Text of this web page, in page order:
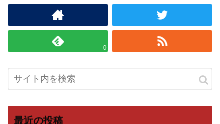
0
最近の投稿